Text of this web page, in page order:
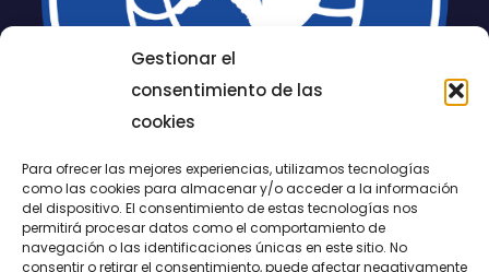
Gestionar el
consentimiento de las
cookies
Para ofrecer las mejores experiencias, utilizamos tecnologías
como las cookies para almacenar y/o acceder a la información
del dispositivo. El consentimiento de estas tecnologías nos
permitirá procesar datos como el comportamiento de
navegación o las identificaciones únicas en este sitio. No
consentir o retirar el consentimiento, puede afectar negativamente
LUCENTUM